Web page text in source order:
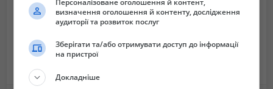
Пульт загрузки ПЗ175-1С
Пульт ПУ175-1С
Пульт ПУ175-2С
Пусковое устройство стартера ПУС-15Р
Прибор автоматики согласующий ПАС-15-1С(2С)
Р10ТМУ
Персоналізоване оголошення й контент,
визначення оголошення й контенту, дослідження
аудиторії та розвиток послуг
Зберігати та/або отримувати доступ до інформації
на пристрої
Докладніше